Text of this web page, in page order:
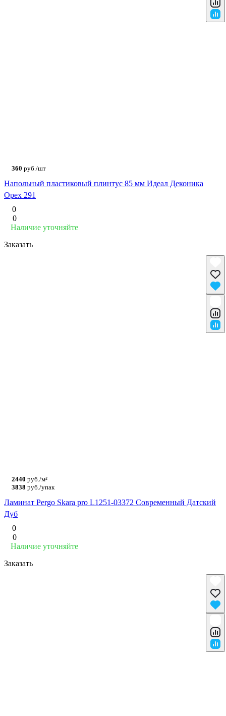
360 руб./шт
Напольный пластиковый плинтус 85 мм Идеал Деконика
Орех 291
0
0
Наличие уточняйте
Заказать
2440 руб./м²
3838 руб./упак
Ламинат Pergo Skara pro L1251-03372 Современный Датский
Дуб
0
0
Наличие уточняйте
Заказать